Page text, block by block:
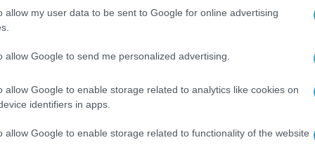
allow my user data to be sent to Google for online advertising
allow Google to send me personalized advertising.
allow Google to enable storage related to analytics like cookies on
identifiers in apps.
allow Google to enable storage related to functionality of the website
με τη συμμετοχή 50 οργανισμών, καθώς η
τις δυνατότητες του Mythos στον τομέα της
του μοντέλου είχαν προκαλέσει
και από κακόβουλους παράγοντες για
πυροδοτώντας συζητήσεις μεταξύ
εταιρειών.
πρόγραμμα έχουν ήδη εντοπίσει